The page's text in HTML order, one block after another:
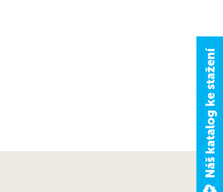
Náš katalog ke stažení